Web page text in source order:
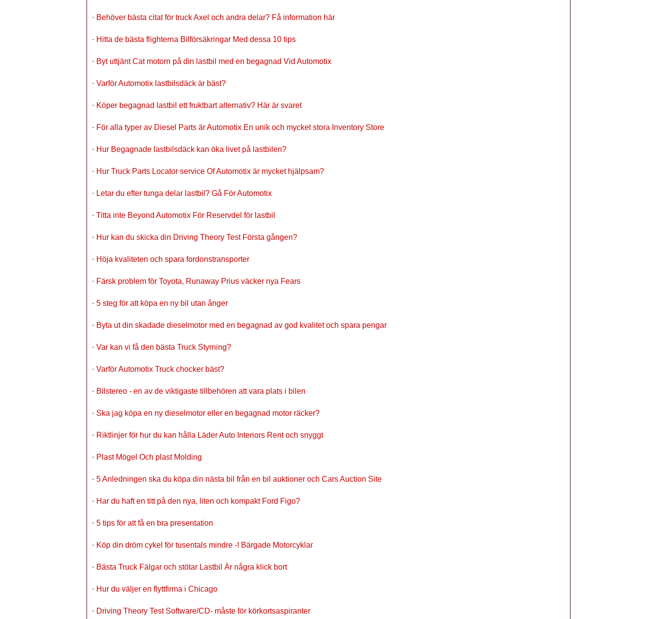
· Behöver bästa citat för truck Axel och andra delar? Få information här
· Hitta de bästa flighterna Bilförsäkringar Med dessa 10 tips
· Byt uttjänt Cat motorn på din lastbil med en begagnad Vid Automotix
· Varför Automotix lastbilsdäck är bäst?
· Köper begagnad lastbil ett fruktbart alternativ? Här är svaret
· För alla typer av Diesel Parts är Automotix En unik och mycket stora Inventory Store
· Hur Begagnade lastbilsdäck kan öka livet på lastbilen?
· Hur Truck Parts Locator service Of Automotix är mycket hjälpsam?
· Letar du efter tunga delar lastbil? Gå För Automotix
· Titta inte Beyond Automotix För Reservdel för lastbil
· Hur kan du skicka din Driving Theory Test Första gången?
· Höja kvaliteten och spara fordonstransporter
· Färsk problem för Toyota, Runaway Prius väcker nya Fears
· 5 steg för att köpa en ny bil utan ånger
· Byta ut din skadade dieselmotor med en begagnad av god kvalitet och spara pengar
· Var kan vi få den bästa Truck Styrning?
· Varför Automotix Truck chocker bäst?
· Bilstereo - en av de viktigaste tillbehören att vara plats i bilen
· Ska jag köpa en ny dieselmotor eller en begagnad motor räcker?
· Riktlinjer för hur du kan hålla Läder Auto Interiors Rent och snyggt
· Plast Mögel Och plast Molding
· 5 Anledningen ska du köpa din nästa bil från en bil auktioner och Cars Auction Site
· Har du haft en titt på den nya, liten och kompakt Ford Figo?
· 5 tips för att få en bra presentation
· Köp din dröm cykel för tusentals mindre -! Bärgade Motorcyklar
· Bästa Truck Fälgar och stötar Lastbil Är några klick bort
· Hur du väljer en flyttfirma i Chicago
· Driving Theory Test Software/CD- måste för körkortsaspiranter